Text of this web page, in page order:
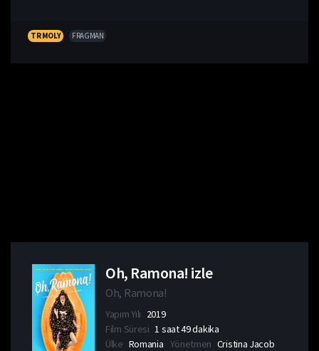
TR MOLY FRAGMAN
Oh, Ramona! izle
Oh, Ramona!
Yapım Yılı 2019
Film Süresi 1 saat 49 dakika
Ülke Romania Yönetmen Cristina Jacob